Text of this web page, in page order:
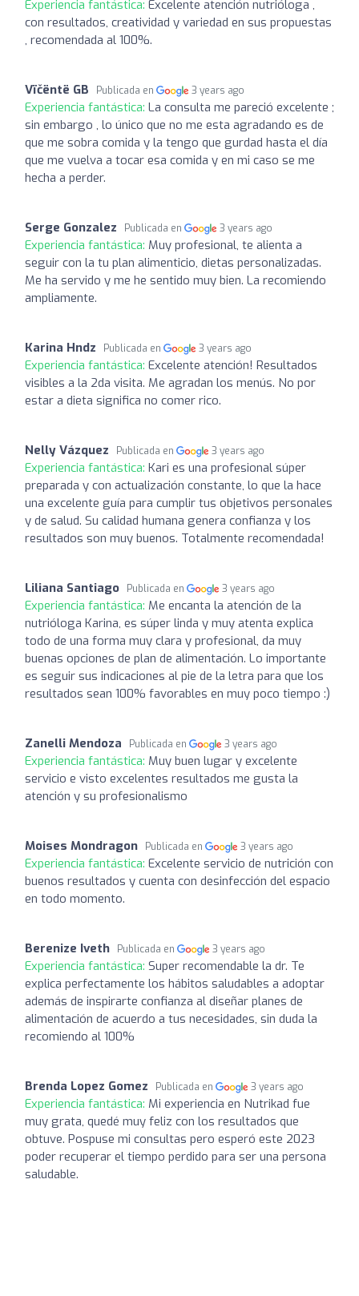
Experiencia fantástica: Excelente atención nutrióloga ,
con resultados, creatividad y variedad en sus propuestas
, recomendada al 100%.
Vïčëntë GB Publicada en 3 years ago
Experiencia fantástica: La consulta me pareció excelente ;
sin embargo , lo único que no me esta agradando es de
que me sobra comida y la tengo que gurdad hasta el día
que me vuelva a tocar esa comida y en mi caso se me
hecha a perder.
Serge Gonzalez Publicada en 3 years ago
Experiencia fantástica: Muy profesional, te alienta a
seguir con la tu plan alimenticio, dietas personalizadas.
Me ha servido y me he sentido muy bien. La recomiendo
ampliamente.
Karina Hndz Publicada en 3 years ago
Experiencia fantástica: Excelente atención! Resultados
visibles a la 2da visita. Me agradan los menús. No por
estar a dieta significa no comer rico.
Nelly Vázquez Publicada en 3 years ago
Experiencia fantástica: Kari es una profesional súper
preparada y con actualización constante, lo que la hace
una excelente guía para cumplir tus objetivos personales
y de salud. Su calidad humana genera confianza y los
resultados son muy buenos. Totalmente recomendada!
Liliana Santiago Publicada en 3 years ago
Experiencia fantástica: Me encanta la atención de la
nutrióloga Karina, es súper linda y muy atenta explica
todo de una forma muy clara y profesional, da muy
buenas opciones de plan de alimentación. Lo importante
es seguir sus indicaciones al pie de la letra para que los
resultados sean 100% favorables en muy poco tiempo :)
Zanelli Mendoza Publicada en 3 years ago
Experiencia fantástica: Muy buen lugar y excelente
servicio e visto excelentes resultados me gusta la
atención y su profesionalismo
Moises Mondragon Publicada en 3 years ago
Experiencia fantástica: Excelente servicio de nutrición con
buenos resultados y cuenta con desinfección del espacio
en todo momento.
Berenize Iveth Publicada en 3 years ago
Experiencia fantástica: Super recomendable la dr. Te
explica perfectamente los hábitos saludables a adoptar
además de inspirarte confianza al diseñar planes de
alimentación de acuerdo a tus necesidades, sin duda la
recomiendo al 100%
Brenda Lopez Gomez Publicada en 3 years ago
Experiencia fantástica: Mi experiencia en Nutrikad fue
muy grata, quedé muy feliz con los resultados que
obtuve. Pospuse mi consultas pero esperó este 2023
poder recuperar el tiempo perdido para ser una persona
saludable.